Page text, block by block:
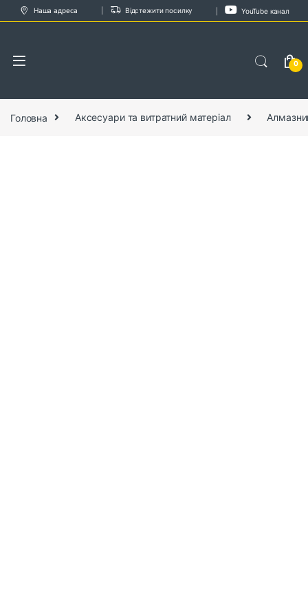
Skip to navigation
Skip to content
Наша адреса Відстежити посилку YouTube канал
0
Головна Аксесуари та витратний матеріал